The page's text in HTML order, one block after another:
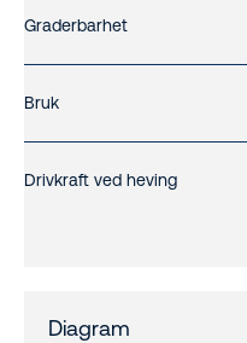
Graderbarhet
Bruk
Drivkraft ved heving
Diagram